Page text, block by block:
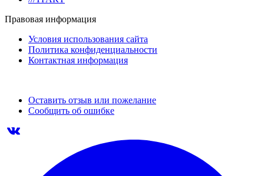
Правовая информация
Условия использования сайта
Политика конфиденциальности
Контактная информация
Оставить отзыв или пожелание
Сообщить об ошибке